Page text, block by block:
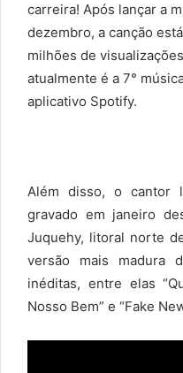
carreira! Após lançar a
dezembro, a canção
milhões de
atualmente é a 7°
aplicativo Spotify.
Além disso, o cantor
gravado em janeiro
Juquehy, litoral norte
versão mais madura
inéditas, entre elas
Nosso Bem” e “Fake